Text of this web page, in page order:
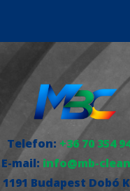
Telefon: +36 70 354
E-mail: info@mb-
1191 Budapest Dobó